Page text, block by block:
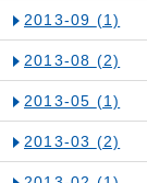
2013-09 (1)
2013-08 (2)
2013-05 (1)
2013-03 (2)